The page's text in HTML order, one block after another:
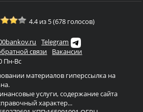
4.4 из 5 (678 голосов)
Telegram
связи
Вакансии
Пн-Вс
материалов гиперссылка на
услуги, содержание сайта
характер...